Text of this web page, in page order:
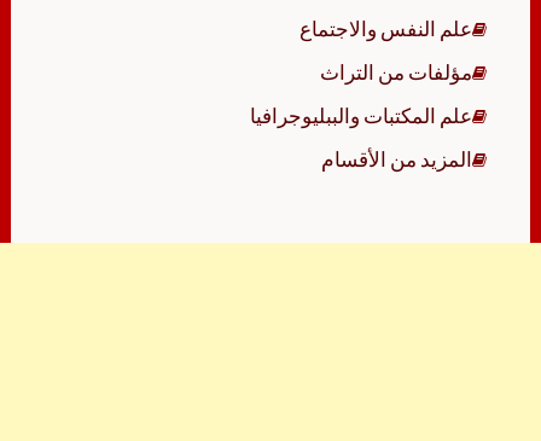
علم النفس والاجتماع
مؤلفات من التراث
علم المكتبات والببليوجرافيا
المزيد من الأقسام